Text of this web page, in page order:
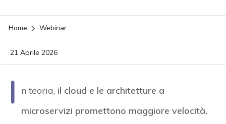
Home Webinar
21 Aprile 2026
I n teoria, il cloud e le architetture a
microservizi promettono maggiore velocità,